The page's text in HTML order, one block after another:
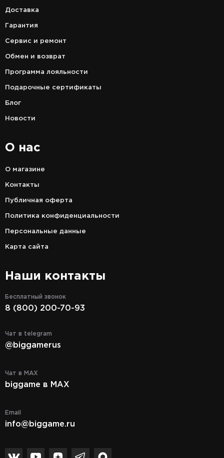
Доставка
Гарантия
Сервис и ремонт
Обмен и возврат
Программа лояльности
Подарочные сертификаты
Блог
Новости
О нас
О магазине
Контакты
Публичная оферта
Политика конфиденциальности
Персональные данные
Карта сайта
Наши контакты
Бесплатный звонок
8 (800) 200-70-93
Чат в telegram
@biggamerus
Чат в MAX
biggame в MAX
Email
info@biggame.ru